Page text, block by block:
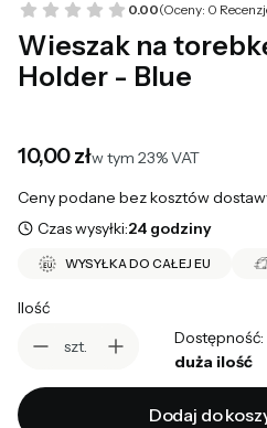
0.00(Oceny: 0
Wieszak na
Holder - Blue
Cena
10,00 złw tym 23% VAT
w tym 23%VAT
Ceny podane bez kosztów
Czas wysyłki:24 godziny
WYSYŁKA DO CAŁEJ EU
Ilość
szt.
Dostępność:
duża ilość
Dodaj do